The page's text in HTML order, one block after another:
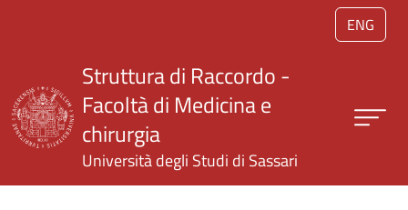
Salta al contenuto principale
ENG
Struttura di Raccordo -
Facoltà di Medicina e
chirurgia
Università degli Studi di Sassari